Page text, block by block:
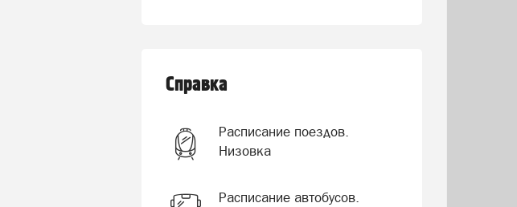
Справка
Расписание поездов.
Низовка
Расписание автобусов.